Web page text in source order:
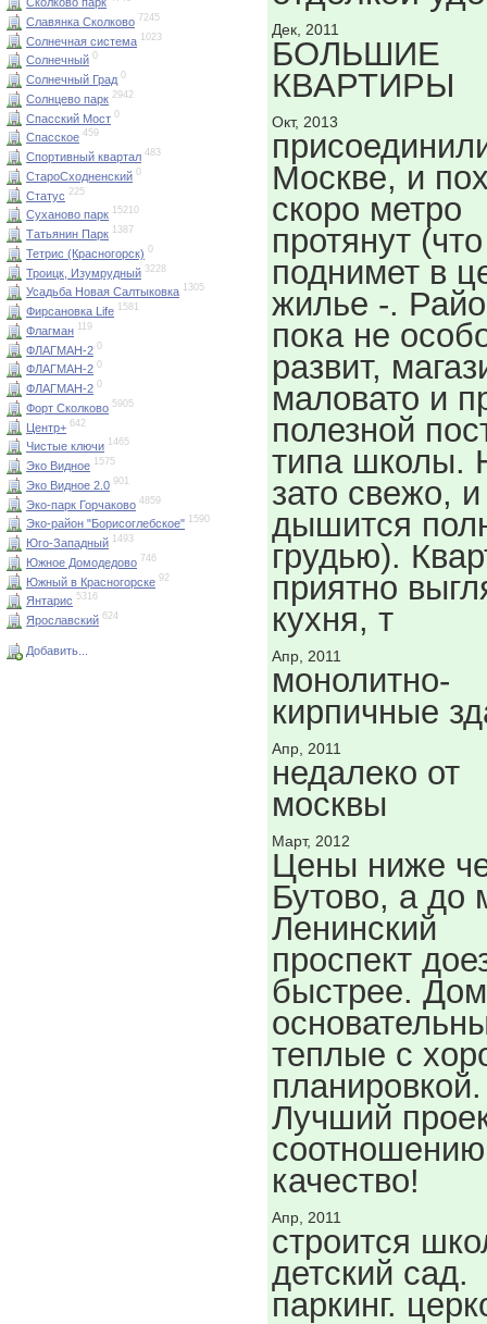
Славянка Сколково 7245
Солнечная система 1023
Солнечный 0
Солнечный Град 0
Солнцево парк 2942
Спасский Мост 0
Спасское 459
Спортивный квартал 483
СтароСходненский 0
Статус 225
Суханово парк 15210
Татьянин Парк 1387
Тетрис (Красногорск) 0
Троицк, Изумрудный 3228
Усадьба Новая Салтыковка 1305
Фирсановка Life 1581
Флагман 119
ФЛАГМАН-2 0
ФЛАГМАН-2 0
ФЛАГМАН-2 0
Форт Сколково 5905
Центр+ 642
Чистые ключи 1465
Эко Видное 1575
Эко Видное 2.0 901
Эко-парк Горчаково 4859
Эко-район "Борисоглебское" 1590
Юго-Западный 1493
Южное Домодедово 746
Южный в Красногорске 92
Янтарис 5316
Ярославский 624
Добавить...
Дек, 2011
БОЛЬШИЕ
КВАРТИРЫ
Окт, 2013
Москве, и
скоро метро
протянут
поднимет в
жилье -.
пока не
развит,
маловато и
полезной
типа школы.
зато свежо, и
дышится
грудью).
приятно
кухня, т
Апр, 2011
монолитно-
кирпичные
Апр, 2011
недалеко от
москвы
Март, 2012
Цены ниже
Бутово, а до
Ленинский
проспект
быстрее.
теплые с
планировкой.
Лучший
качество!
Апр, 2011
строится
детский сад.
паркинг.